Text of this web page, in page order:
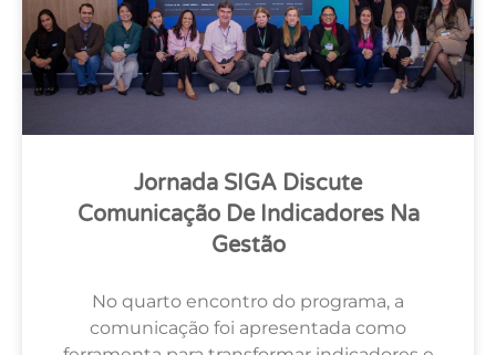
Jornada SIGA Discute
Comunicação De Indicadores Na
Gestão
No quarto encontro do programa, a
comunicação foi apresentada como